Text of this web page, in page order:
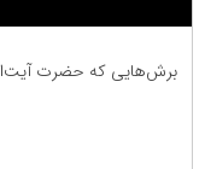
برش‌هایی كه حضرت